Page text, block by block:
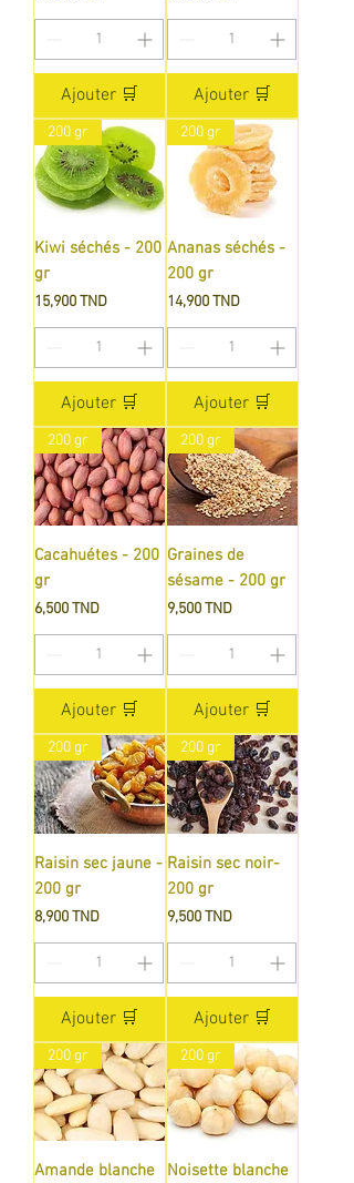
Ajouter 🛒 Ajouter 🛒
200 gr
Kiwi séchés - 200
gr
Prix
15,900 TND
Ajouter 🛒
200 gr
Ananas séchés -
200 gr
Prix
14,900 TND
Ajouter 🛒
200 gr
Cacahuétes - 200
gr
Prix
6,500 TND
Ajouter 🛒
200 gr
Graines de
sésame - 200 gr
Prix
9,500 TND
Ajouter 🛒
200 gr
Raisin sec jaune -
200 gr
Prix
8,900 TND
Ajouter 🛒
200 gr
Raisin sec noir-
200 gr
Prix
9,500 TND
Ajouter 🛒
200 gr
Amande blanche
200 gr
Noisette blanche